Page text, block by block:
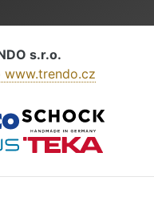
s.r.o.
www.trendo.cz